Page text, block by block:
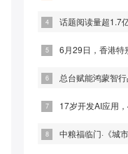
话题阅读量超1.7
6月29日，香港特
总台赋能鸿蒙智
17岁开发AI应用
中粮福临门·《城